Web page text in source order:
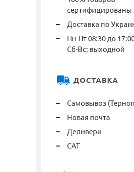
сертифицированы
Доставка по
Пн-Пт 08:30 до
Сб-Вс: выходной
ДОСТАВКА
Самовывоз
Новая почта
Деливери
САТ